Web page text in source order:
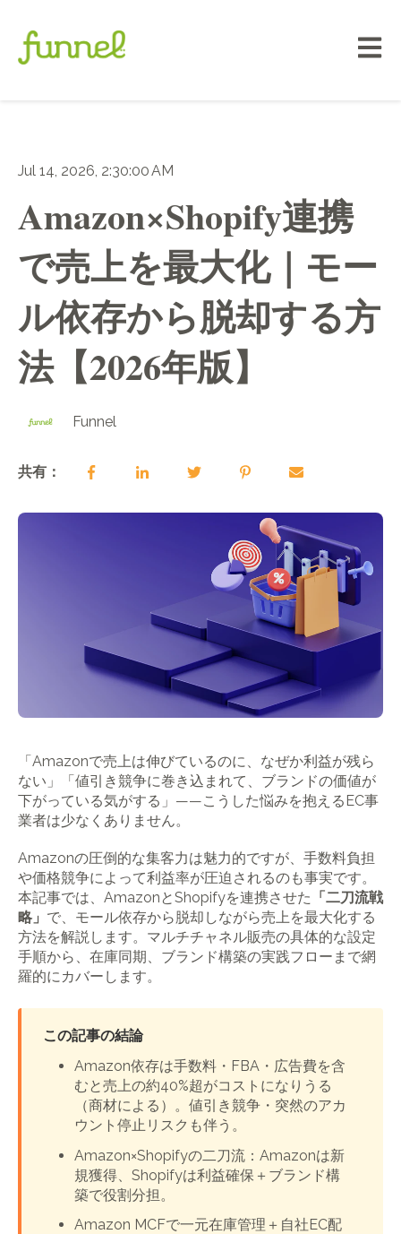
メイ
Jul 14, 2026, 2:30:00 AM
Amazon×Shopify連携
で売上を最大化｜モー
ル依存から脱却する方
法【2026年版】
Funnel
共有：
「Amazonで売上は伸びているのに、なぜか利益が残ら
ない」「値引き競争に巻き込まれて、ブランドの価値が
下がっている気がする」――こうした悩みを抱えるEC事
業者は少なくありません。
Amazonの圧倒的な集客力は魅力的ですが、手数料負担
や価格競争によって利益率が圧迫されるのも事実です。
本記事では、AmazonとShopifyを連携させた 「二刀流戦
略」 で、モール依存から脱却しながら売上を最大化する
方法を解説します。マルチチャネル販売の具体的な設定
手順から、在庫同期、ブランド構築の実践フローまで網
羅的にカバーします。
この記事の結論
Amazon依存は手数料・FBA・広告費を含
むと売上の約40%超がコストになりうる
（商材による）。値引き競争・突然のアカ
ウント停止リスクも伴う。
Amazon×Shopifyの二刀流：Amazonは新
規獲得、Shopifyは利益確保＋ブランド構
築で役割分担。
Amazon MCFで一元在庫管理＋自社EC配